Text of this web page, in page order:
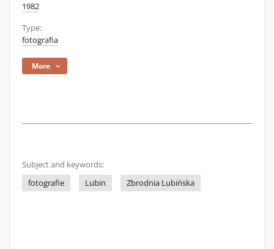
1982
Type:
fotografia
More
Subject and keywords:
fotografie
Lubin Zbrodnia Lubińska